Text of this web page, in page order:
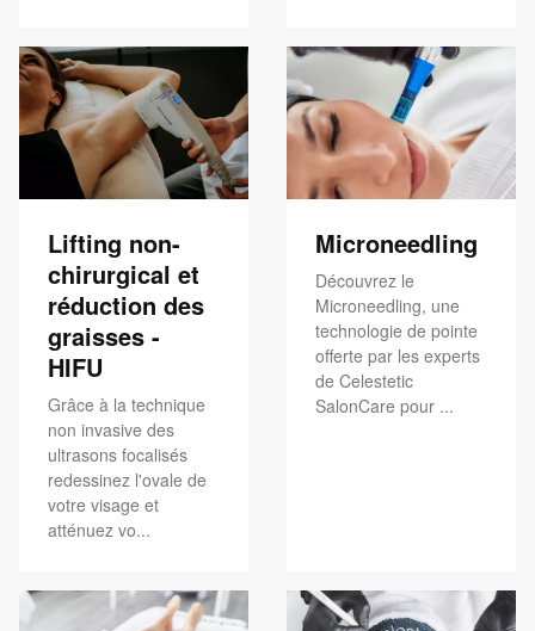
Lifting non-
chirurgical et
réduction des
graisses -
HIFU
Grâce à la technique
non invasive des
ultrasons focalisés
redessinez l'ovale de
votre visage et
atténuez vo...
Microneedling
Découvrez le
Microneedling, une
technologie de pointe
offerte par les experts
de Celestetic
SalonCare pour ...